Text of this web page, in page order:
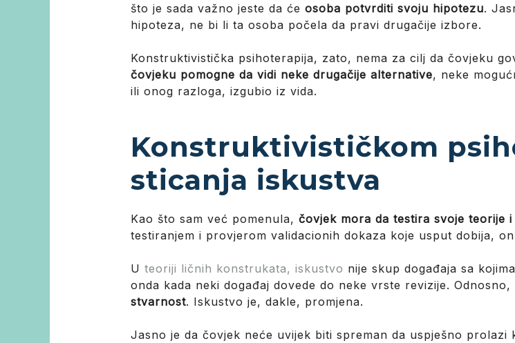
što je sada važno jeste da će osoba potvrditi svoju hipotezu.
hipoteza, ne bi li ta osoba počela da pravi drugačije izbore.
Konstruktivistička psihoterapija, zato, nema za cilj da čovjeku
čovjeku pomogne da vidi neke drugačije alternative, neke
ili onog razloga, izgubio iz vida.
Konstruktivističkom
sticanja iskustva
Kao što sam već pomenula, čovjek mora da testira svoje teorije
testiranjem i provjerom validacionih dokaza koje usput dobija,
U teoriji ličnih konstrukata, iskustvo nije skup događaja sa
onda kada neki događaj dovede do neke vrste revizije. Odnosno,
stvarnost. Iskustvo je, dakle, promjena.
Jasno je da čovjek neće uvijek biti spreman da uspješno